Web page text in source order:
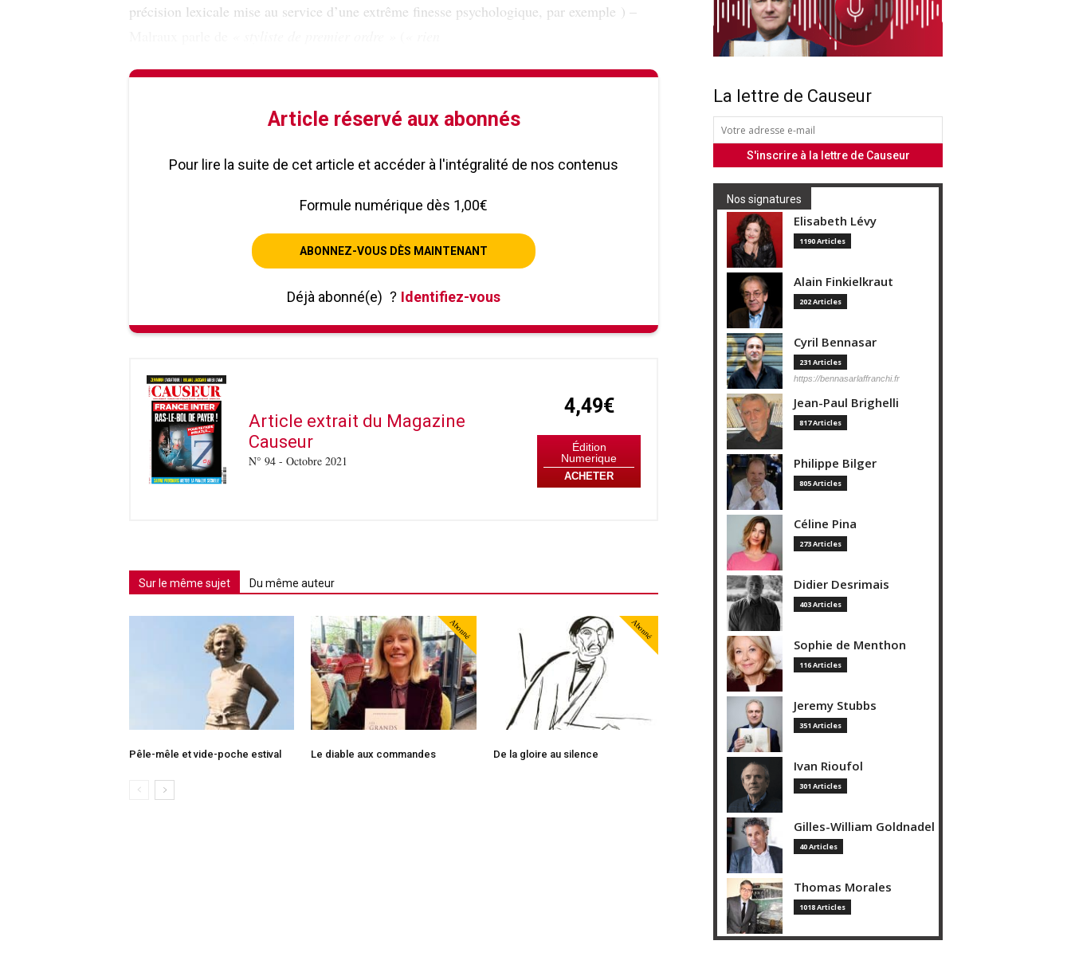
précision lexicale mise au service d’une extrême finesse psychologique, par exemple ) –
Article réservé aux abonnés
Pour lire la suite de cet article et accéder à l'intégralité de nos contenus
Formule numérique dès 1,00€
ABONNEZ-VOUS DÈS MAINTENANT
Déjà abonné(e) ? Identifiez-vous
Article extrait du Magazine
Causeur
N° 94 - Octobre 2021
4,49€
Édition
Numerique
ACHETER
Sur le même sujet Du même auteur
Pêle-mêle et vide-poche estival
Abonné
Le diable aux commandes
Abonné
De la gloire au silence
La lettre de Causeur
Nos signatures
Elisabeth Lévy
1190 Articles
Alain Finkielkraut
202 Articles
Cyril Bennasar
231 Articles
https://bennasarlaffranchi.fr
Jean-Paul Brighelli
817 Articles
Philippe Bilger
805 Articles
Céline Pina
273 Articles
Didier Desrimais
403 Articles
Sophie de Menthon
116 Articles
Jeremy Stubbs
351 Articles
Ivan Rioufol
301 Articles
Gilles-William Goldnadel
40 Articles
Thomas Morales
1018 Articles